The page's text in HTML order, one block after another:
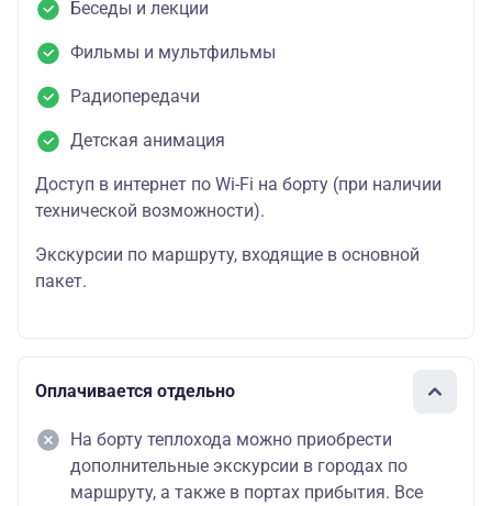
Беседы и лекции
Фильмы и мультфильмы
Радиопередачи
Детская анимация
Доступ в интернет по Wi-Fi на борту (при наличии
технической возможности).
Экскурсии по маршруту, входящие в основной
пакет.
Оплачивается отдельно
На борту теплохода можно приобрести
дополнительные экскурсии в городах по
маршруту, а также в портах прибытия. Все